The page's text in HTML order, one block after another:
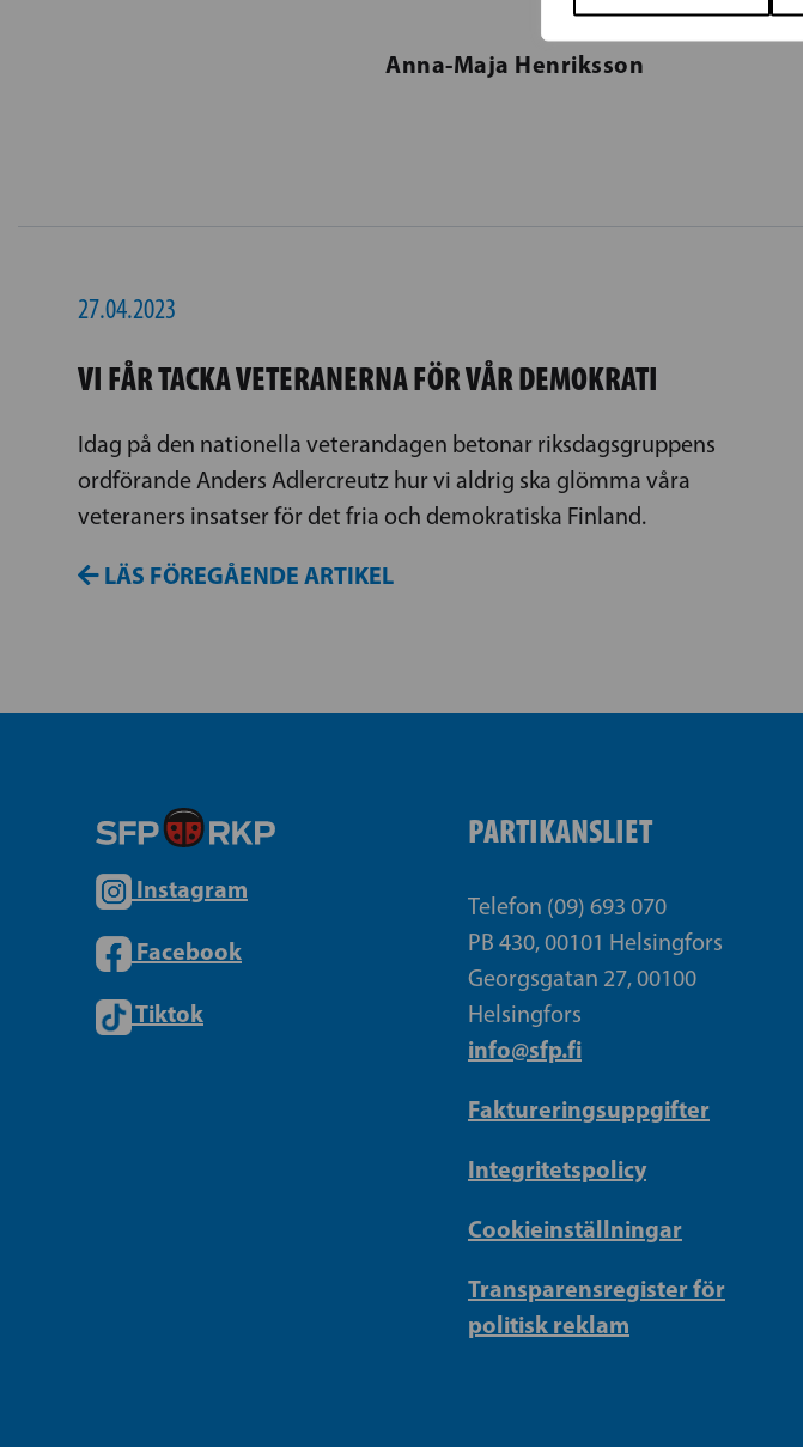
Anna-Maja Henriksson
27.04.2023
VI FÅR TACKA VETERANERNA FÖR VÅR DEMOKRATI
Idag på den nationella veterandagen betonar riksdagsgruppens
ordförande Anders Adlercreutz hur vi aldrig ska glömma våra
veteraners insatser för det fria och demokratiska Finland.
LÄS FÖREGÅENDE ARTIKEL
Instagram
Facebook
Tiktok
PARTIKANSLIET
Telefon (09) 693 070
PB 430, 00101 Helsingfors
Georgsgatan 27, 00100
Helsingfors
info@sfp.fi
Faktureringsuppgifter
Integritetspolicy
Cookieinställningar
Transparensregister för
politisk reklam